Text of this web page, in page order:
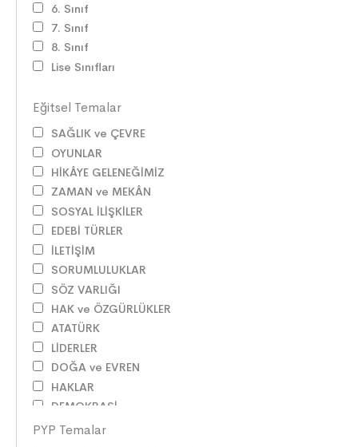
6. Sınıf
7. Sınıf
8. Sınıf
Lise Sınıfları
Eğitsel Temalar
SAĞLIK ve ÇEVRE
OYUNLAR
HİKÂYE GELENEĞİMİZ
ZAMAN ve MEKÂN
SOSYAL İLİŞKİLER
EDEBİ TÜRLER
İLETİŞİM
SORUMLULUKLAR
SÖZ VARLIĞI
HAK ve ÖZGÜRLÜKLER
ATATÜRK
LİDERLER
DOĞA ve EVREN
HAKLAR
DEMOKRASİ
BİLİM ve TEKNOLOJİ
PYP Temalar